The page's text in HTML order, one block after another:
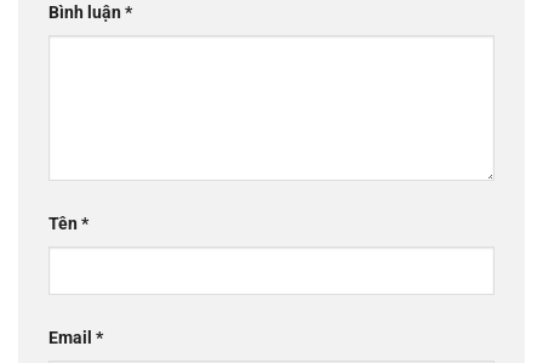
Bình luận*
Tên*
Email *